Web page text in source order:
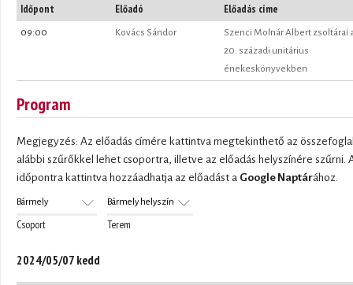
Időpont Előadó Előadás címe
09:00 Kovács Sándor
Szenci Molnár Albert zsoltárai
20. századi unitárius
énekeskönyvekben
Program
Megjegyzés: Az előadás címére kattintva megtekinthető az
alábbi szűrőkkel lehet csoportra, illetve az előadás helyszínére szűrni.
időpontra kattintva hozzáadhatja az előadást a Google Naptárához.
Csoport Terem
2024/05/07 kedd